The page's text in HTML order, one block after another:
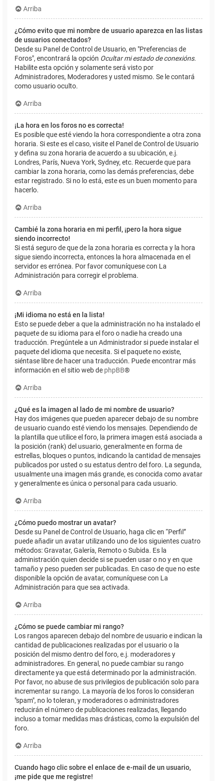
Arriba
¿Cómo evito que mi nombre de usuario aparezca en las listas
de usuarios conectados?
Desde su Panel de Control de Usuario, en "Preferencias de
Foros", encontrará la opción Ocultar mi estado de conexións.
Habilite esta opción y solamente será visto por
Administradores, Moderadores y usted mismo. Se le contará
como usuario oculto.
Arriba
¡La hora en los foros no es correcta!
Es posible que esté viendo la hora correspondiente a otra zona
horaria. Si este es el caso, visite el Panel de Control de Usuario
y defina su zona horaria de acuerdo a su ubicación, e.j.
Londres, París, Nueva York, Sydney, etc. Recuerde que para
cambiar la zona horaria, como las demás preferencias, debe
estar registrado. Si no lo está, este es un buen momento para
hacerlo.
Arriba
Cambié la zona horaria en mi perfil, ¡pero la hora sigue
siendo incorrecto!
Si está seguro de que de la zona horaria es correcta y la hora
sigue siendo incorrecta, entonces la hora almacenada en el
servidor es errónea. Por favor comuníquese con La
Administración para corregir el problema.
Arriba
¡Mi idioma no está en la lista!
Esto se puede deber a que la administración no ha instalado el
paquete de su idioma para el foro o nadie ha creado una
traducción. Pregúntele a un Administrador si puede instalar el
paquete del idioma que necesita. Si el paquete no existe,
siéntase libre de hacer una traducción. Puede encontrar más
información en el sitio web de phpBB®
Arriba
¿Qué es la imagen al lado de mi nombre de usuario?
Hay dos imágenes que pueden aparecer debajo de su nombre
de usuario cuando esté viendo los mensajes. Dependiendo de
la plantilla que utilice el foro, la primera imagen está asociada a
la posición (rank) del usuario, generalmente en forma de
estrellas, bloques o puntos, indicando la cantidad de mensajes
publicados por usted o su estatus dentro del foro. La segunda,
usualmente una imagen más grande, es conocida como avatar
y generalmente es única o personal para cada usuario.
Arriba
¿Cómo puedo mostrar un avatar?
Desde su Panel de Control de Usuario, haga clic en “Perfil”
puede añadir un avatar utilizando uno de los siguientes cuatro
métodos: Gravatar, Galería, Remoto o Subida. Es la
administración quien decide si se pueden usar o no y en que
tamaño y peso pueden ser publicadas. En caso de que no este
disponible la opción de avatar, comuníquese con La
Administración para que sea activada.
Arriba
¿Cómo se puede cambiar mi rango?
Los rangos aparecen debajo del nombre de usuario e indican la
cantidad de publicaciones realizadas por el usuario o la
posición del mismo dentro del foro, e.j. moderadores y
administradores. En general, no puede cambiar su rango
directamente ya que está determinado por la administración.
Por favor, no abuse de sus privilegios de publicación solo para
incrementar su rango. La mayoría de los foros lo consideran
"spam", no lo toleran, y moderadores o administradores
reducirán el número de publicaciones realizadas, llegando
incluso a tomar medidas mas drásticas, como la expulsión del
foro.
Arriba
Cuando hago clic sobre el enlace de e-mail de un usuario,
¡me pide que me registre!